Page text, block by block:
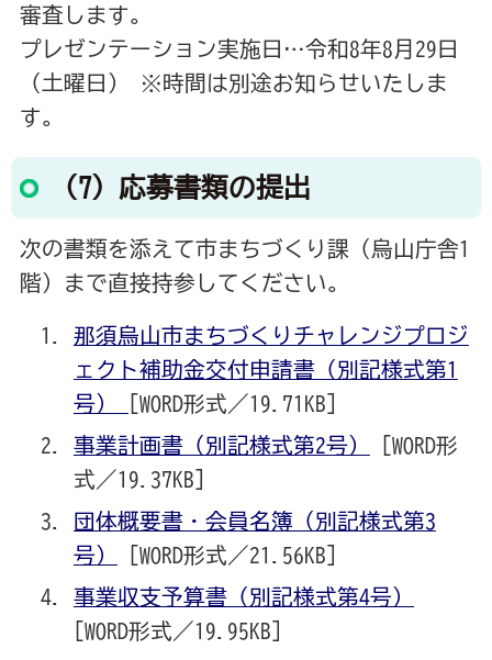
審査します。
プレゼンテーション実施日…令和8年8月29日
（土曜日） ※時間は別途お知らせいたしま
す。
（7）応募書類の提出
次の書類を添えて市まちづくり課（烏山庁舎1
階）まで直接持参してください。
那須烏山市まちづくりチャレンジプロジ
ェクト補助金交付申請書（別記様式第1
号）
[WORD形式／19.71KB]
事業計画書（別記様式第2号）
[WORD形
式／19.37KB]
団体概要書・会員名簿（別記様式第3
号）
[WORD形式／21.56KB]
事業収支予算書（別記様式第4号）
[WORD形式／19.95KB]